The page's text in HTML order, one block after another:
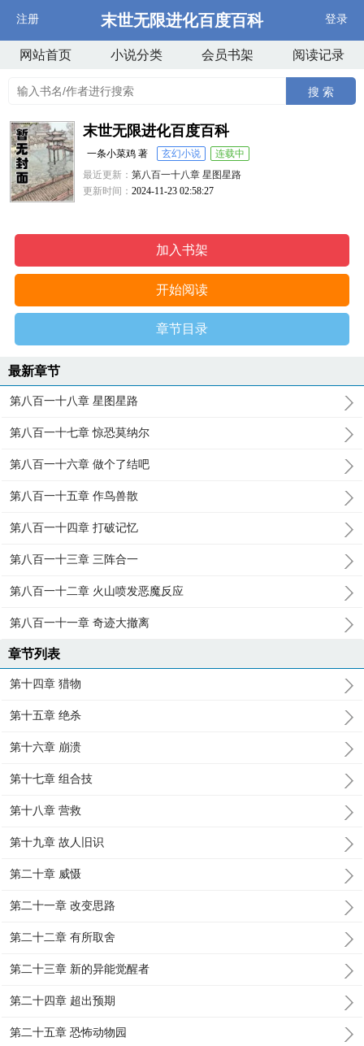
注册 末世无限进化百度百科 登录
网站首页 小说分类 会员书架 阅读记录
搜 索
末世无限进化百度百科
一条小菜鸡 著 玄幻小说
连载中
最近更新：第八百一十八章 星图星路
更新时间：2024-11-23 02:58:27
加入书架
开始阅读
章节目录
最新章节
第八百一十八章 星图星路
第八百一十七章 惊恐莫纳尔
第八百一十六章 做个了结吧
第八百一十五章 作鸟兽散
第八百一十四章 打破记忆
第八百一十三章 三阵合一
第八百一十二章 火山喷发恶魔反应
第八百一十一章 奇迹大撤离
章节列表
第十四章 猎物
第十五章 绝杀
第十六章 崩溃
第十七章 组合技
第十八章 营救
第十九章 故人旧识
第二十章 威慑
第二十一章 改变思路
第二十二章 有所取舍
第二十三章 新的异能觉醒者
第二十四章 超出预期
第二十五章 恐怖动物园